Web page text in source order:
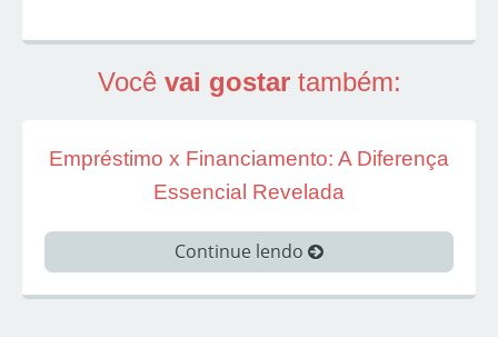
Você vai gostartambém:
Empréstimo x Financiamento: A Diferença
Essencial Revelada
Continue lendo